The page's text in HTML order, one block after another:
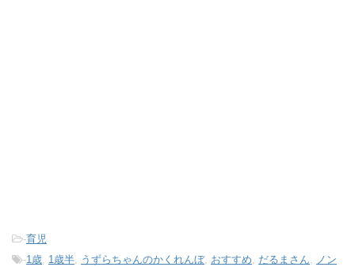
-育児
-1歳, 1歳半, うずらちゃんのかくれんぼ, おすすめ, だるまさん, ノン